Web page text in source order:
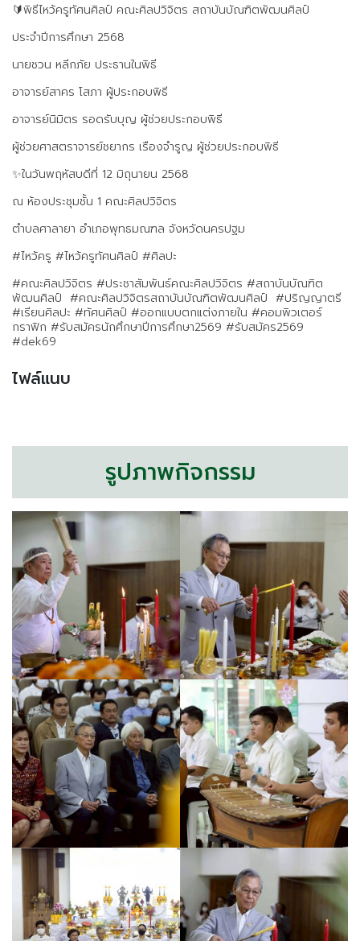
🔰พิธีไหว้ครูทัศนศิลป์ คณะศิลปวิจิตร สถาบันบัณฑิตพัฒนศิลป์
ประจำปีการศึกษา 2568
นายชวน หลีกภัย ประธานในพิธี
อาจารย์สาคร โสภา ผู้ประกอบพิธี
อาจารย์นิมิตร รอดรับบุญ ผู้ช่วยประกอบพิธี
ผู้ช่วยศาสตราจารย์ชยากร เรืองจำรูญ ผู้ช่วยประกอบพิธี
✨️ในวันพฤหัสบดีที่ 12 มิถุนายน 2568
ณ ห้องประชุมชั้น 1 คณะศิลปวิจิตร
ตำบลศาลายา อำเภอพุทธมณฑล จังหวัดนครปฐม
#ไหว้ครู #ไหว้ครูทัศนศิลป์ #ศิลปะ
#คณะศิลปวิจิตร #ประชาสัมพันธ์คณะศิลปวิจิตร #สถาบันบัณฑิต
พัฒนศิลป์ #คณะศิลปวิจิตรสถาบันบัณฑิตพัฒนศิลป์ #ปริญญาตรี
#เรียนศิลปะ #ทัศนศิลป์ #ออกแบบตกแต่งภายใน #คอมพิวเตอร์
กราฟิก #รับสมัครนักศึกษาปีการศึกษา2569 #รับสมัคร2569
#dek69
ไฟล์แนบ
รูปภาพกิจกรรม